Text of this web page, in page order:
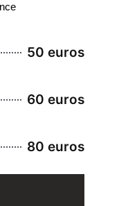
50 euros
60 euros
80 euros